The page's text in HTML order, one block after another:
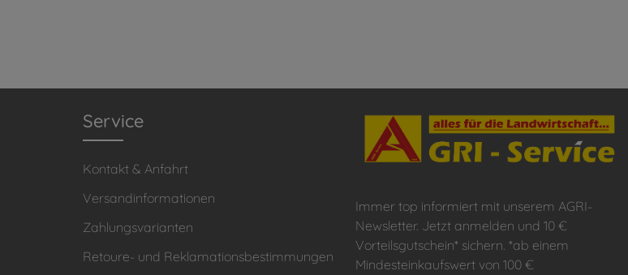
Immer top informiert mit unserem AGRI-
Newsletter. Jetzt anmelden und 10 €
Vorteilsgutschein* sichern. *ab einem
Mindesteinkaufswert von 100 €
Service
Kontakt & Anfahrt
Versandinformationen
Zahlungsvarianten
Retoure- und Reklamationsbestimmungen